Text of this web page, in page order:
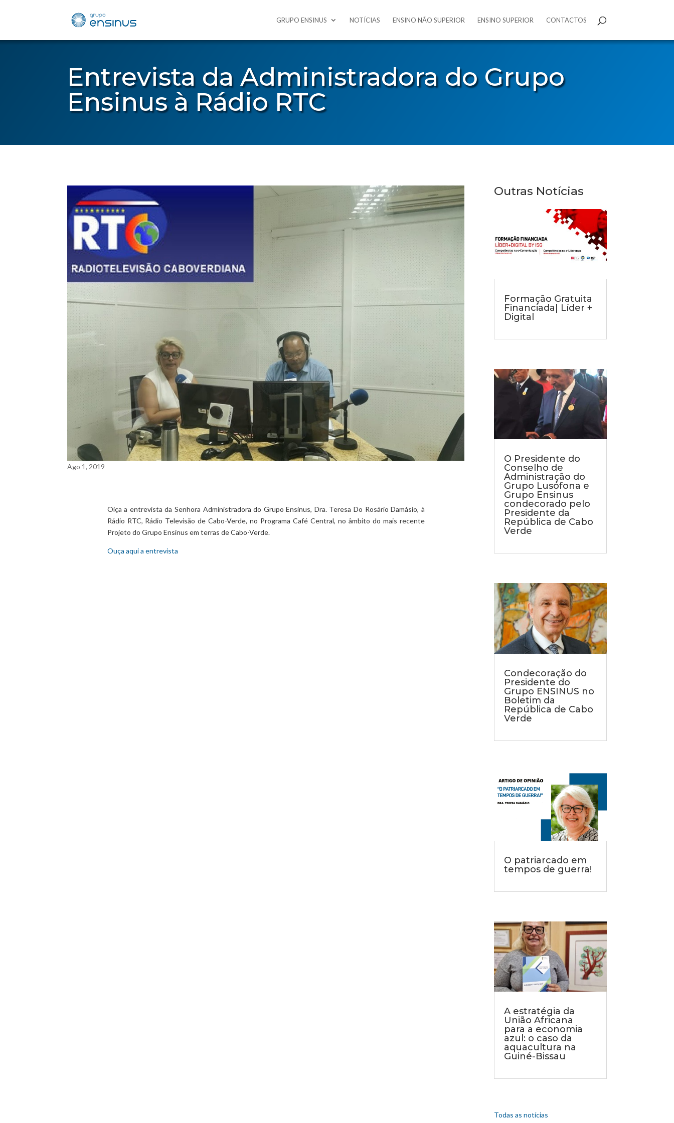
GRUPO ENSINUS NOTÍCIAS ENSINO NÃO SUPERIOR ENSINO SUPERIOR CONTACTOS
Entrevista da Administradora do Grupo
Ensinus à Rádio RTC
Ago 1, 2019
Oiça a entrevista da Senhora Administradora do Grupo Ensinus, Dra. Teresa Do Rosário Damásio, à
Rádio RTC, Rádio Televisão de Cabo-Verde, no Programa Café Central, no âmbito do mais recente
Projeto do Grupo Ensinus em terras de Cabo-Verde.
Ouça aqui a entrevista
Outras Notícias
Formação Gratuita
Financiada| Líder +
Digital
O Presidente do
Conselho de
Administração do
Grupo Lusófona e
Grupo Ensinus
condecorado pelo
Presidente da
República de Cabo
Verde
Condecoração do
Presidente do
Grupo ENSINUS no
Boletim da
República de Cabo
Verde
O patriarcado em
tempos de guerra!
A estratégia da
União Africana
para a economia
azul: o caso da
aquacultura na
Guiné-Bissau
Todas as notícias